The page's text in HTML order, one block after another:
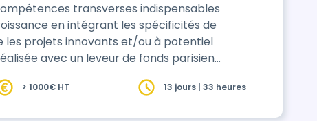
transverses indispensables
en intégrant les spécificités de
les projets innovants et/ou à potentiel
> 1000€ HT 13 jours | 33 heures